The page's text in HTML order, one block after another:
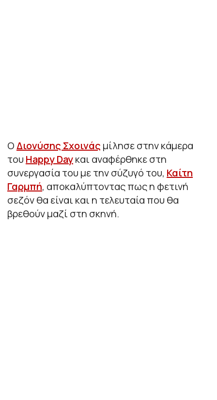
ΟΔιονύσης Σχοινάς μίλησε στην κάμερα
του Happy Dayκαι αναφέρθηκε στη
συνεργασία του με την σύζυγό του, Καίτη
Γαρμπή, αποκαλύπτοντας πως η φετινή
σεζόν θα είναι και η τελευταία που θα
βρεθούν μαζί στη σκηνή.